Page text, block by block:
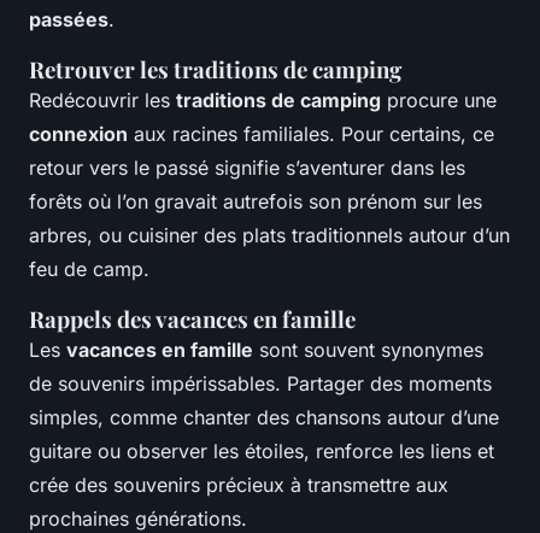
passées.
Retrouver les traditions de camping
Redécouvrir les traditions de camping procure une
connexion aux racines familiales. Pour certains, ce
retour vers le passé signifie s’aventurer dans les
forêts où l’on gravait autrefois son prénom sur les
arbres, ou cuisiner des plats traditionnels autour d’un
feu de camp.
Rappels des vacances en famille
Les vacances en famille sont souvent synonymes
de souvenirs impérissables. Partager des moments
simples, comme chanter des chansons autour d’une
guitare ou observer les étoiles, renforce les liens et
crée des souvenirs précieux à transmettre aux
prochaines générations.